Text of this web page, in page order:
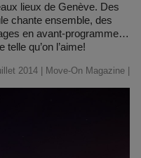
lieux de Genève. Des
chante ensemble, des
en avant-programme…
telle qu’on l’aime!
2014 | Move-On Magazine